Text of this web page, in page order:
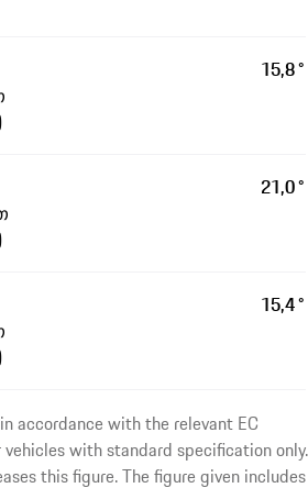
15,8 °
21,0 °
15,4 °
accordance with the relevant EC
with standard specification only.
this figure. The figure given includes